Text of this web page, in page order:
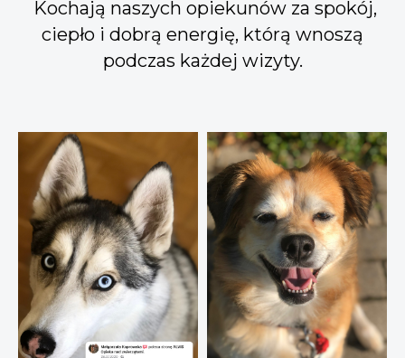
Kochają naszych opiekunów za spokój,
ciepło i dobrą energię, którą wnoszą
podczas każdej wizyty.